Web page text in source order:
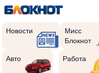
Новости
Мисс
Блокнот
Авто Работа